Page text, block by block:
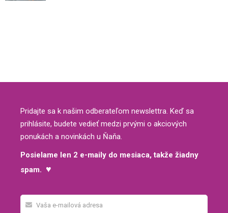
Pridajte sa k našim odberateľom newslettra. Keď sa
prihlásite, budete vedieť medzi prvými o akciových
ponukách a novinkách u Ňaňa.
Posielame len 2 e-maily do mesiaca, takže žiadny
spam. ♥